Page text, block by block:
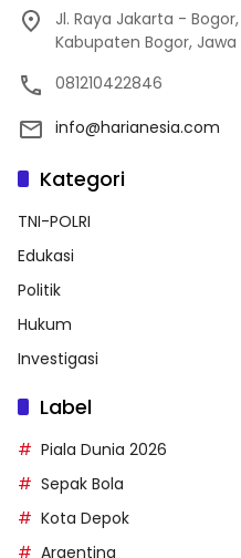
Jl. Raya Jakarta -
Kabupaten Bogor, Jawa
081210422846
info@harianesia.com
Kategori
TNI-POLRI
Edukasi
Politik
Hukum
Investigasi
Label
Piala Dunia 2026
Sepak Bola
Kota Depok
Argentina